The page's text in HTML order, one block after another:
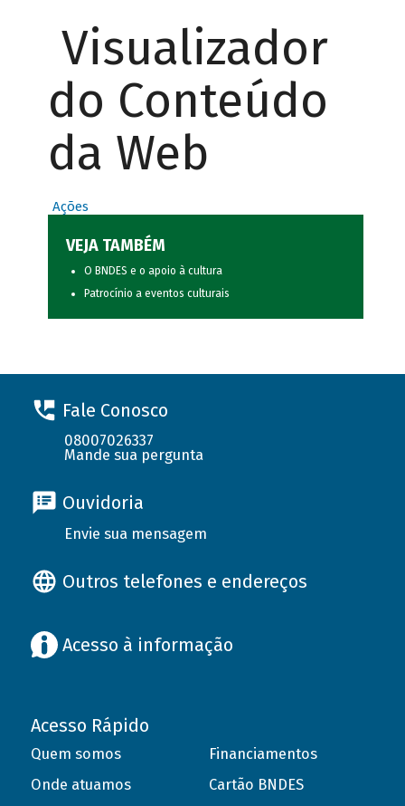
Visualizador
do Conteúdo
da Web
Ações
VEJA TAMBÉM
O BNDES e o apoio à cultura
Patrocínio a eventos culturais
Fale Conosco
08007026337
Mande sua pergunta
Ouvidoria
Envie sua mensagem
Outros telefones e endereços
Acesso à informação
Acesso Rápido
Quem somos
Onde atuamos
Financiamentos
Cartão BNDES